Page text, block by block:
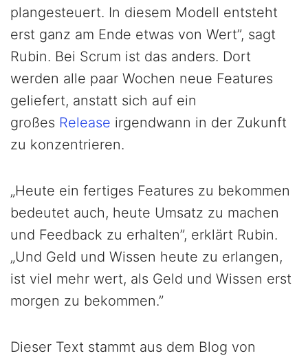
plangesteuert. In diesem Modell entsteht
erst ganz am Ende etwas von Wert”, sagt
Rubin. Bei Scrum ist das anders. Dort
werden alle paar Wochen neue Features
geliefert, anstatt sich auf ein
großes Release irgendwann in der Zukunft
zu konzentrieren.
„Heute ein fertiges Features zu bekommen
bedeutet auch, heute Umsatz zu machen
und Feedback zu erhalten”, erklärt Rubin.
„Und Geld und Wissen heute zu erlangen,
ist viel mehr wert, als Geld und Wissen erst
morgen zu bekommen.”
Dieser Text stammt aus dem Blog von